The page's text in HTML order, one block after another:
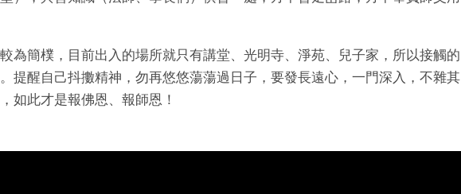
為簡樸，目前出入的場所就只有講堂、光明寺、淨苑、兒子家，所以接觸的
提醒自己抖擻精神，勿再悠悠蕩蕩過日子，要發長遠心，一門深入，不雜其
如此才是報佛恩、報師恩！